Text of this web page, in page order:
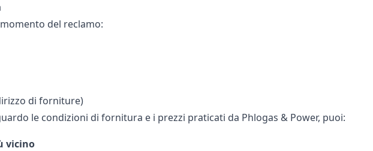
del reclamo:
di forniture)
le condizioni di fornitura e i prezzi praticati da Phlogas & Power, puoi:
vicino